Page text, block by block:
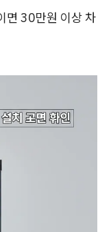
면 30만원 이상 차